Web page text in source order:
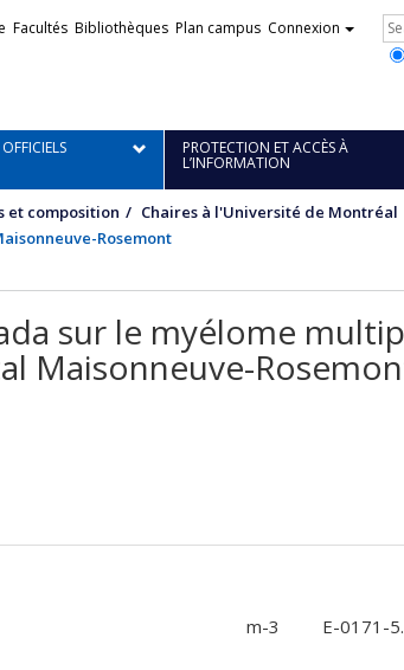
Facultés Bibliothèques Plan campus Connexion
PROTECTION ET ACCÈS À
L’INFORMATION
et composition
Chaires à l'Université de Montréal
Rosemont
sur le myélome
Maisonneuve-
m-3 E-0171-